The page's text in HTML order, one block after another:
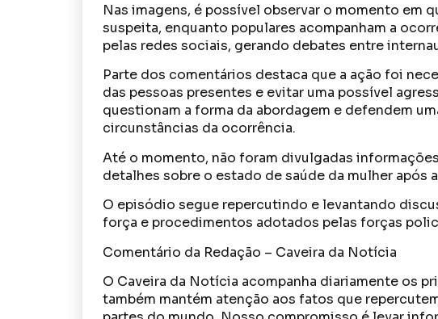
Nas imagens, é possível observar o momento em
suspeita, enquanto populares acompanham a
pelas redes sociais, gerando debates entre
Parte dos comentários destaca que a ação foi
das pessoas presentes e evitar uma possível
questionam a forma da abordagem e defendem
circunstâncias da ocorrência.
Até o momento, não foram divulgadas
detalhes sobre o estado de saúde da mulher após
O episódio segue repercutindo e levantando
força e procedimentos adotados pelas forças
Comentário da Redação – Caveira da Notícia
O Caveira da Notícia acompanha diariamente os
também mantém atenção aos fatos que